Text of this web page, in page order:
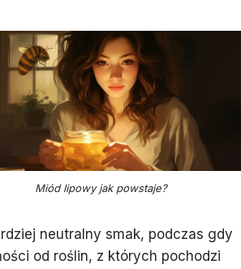
Miód lipowy jak powstaje?
neutralny smak, podczas gdy
od roślin, z których pochodzi